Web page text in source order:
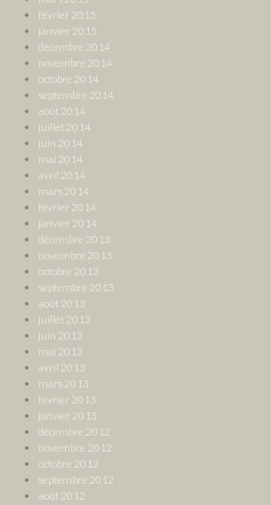
février 2015
janvier 2015
décembre 2014
novembre 2014
octobre 2014
septembre 2014
août 2014
juillet 2014
juin 2014
mai 2014
avril 2014
mars 2014
février 2014
janvier 2014
décembre 2013
novembre 2013
octobre 2013
septembre 2013
août 2013
juillet 2013
juin 2013
mai 2013
avril 2013
mars 2013
février 2013
janvier 2013
décembre 2012
novembre 2012
octobre 2012
septembre 2012
août 2012